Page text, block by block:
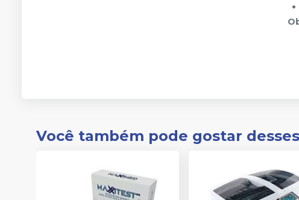
Você também pode gostar desses